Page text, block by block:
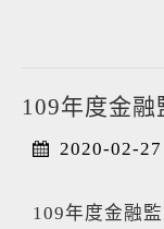
109年度金
2020-02-27
109年度金融